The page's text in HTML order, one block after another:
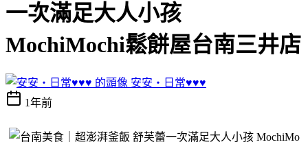
一次滿足大人小孩
MochiMochi鬆餅屋台南三井店
安安‧日常♥♥♥
1年前